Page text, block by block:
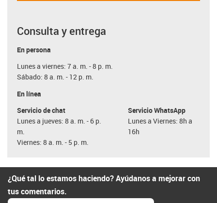
Consulta y entrega
En persona
Lunes a viernes: 7 a. m. - 8 p. m.
Sábado: 8 a. m. - 12 p. m.
En línea
Servicio de chat
Lunes a jueves: 8 a. m. - 6 p.
m.
Viernes: 8 a. m. - 5 p. m.
Servicio WhatsApp
Lunes a Viernes: 8h a
16h
¿Qué tal lo estamos haciendo? Ayúdanos a mejorar con
tus comentarios.